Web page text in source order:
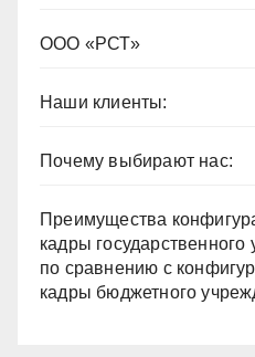
ООО «РСТ»
Наши клиенты:
Почему выбирают нас:
Преимущества
кадры
по сравнению с
кадры бюджетного